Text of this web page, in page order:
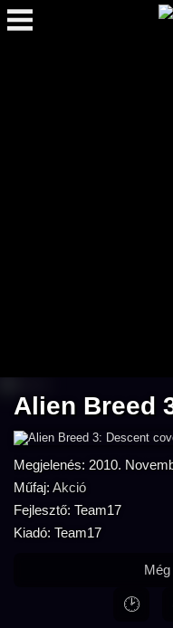
Alien Breed
Megjelenés: 2010.
Műfaj: Akció
Fejlesztő: Team17
Kiadó: Team17
🕑